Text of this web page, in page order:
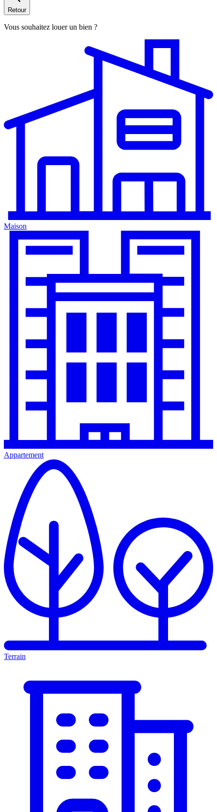
Retour
Vous souhaitez louer un bien ?
Maison
Appartement
Terrain